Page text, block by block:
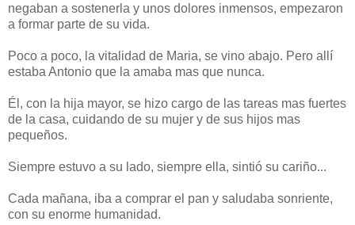
negaban a sostenerla y unos dolores inmensos, empezaron
a formar parte de su vida.
Poco a poco, la vitalidad de Maria, se vino abajo. Pero allí
estaba Antonio que la amaba mas que nunca.
Él, con la hija mayor, se hizo cargo de las tareas mas fuertes
de la casa, cuidando de su mujer y de sus hijos mas
pequeños.
Siempre estuvo a su lado, siempre ella, sintió su cariño...
Cada mañana, iba a comprar el pan y saludaba sonriente,
con su enorme humanidad.